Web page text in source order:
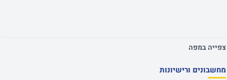
צפייה במפה
מחשבונים ורישיונות